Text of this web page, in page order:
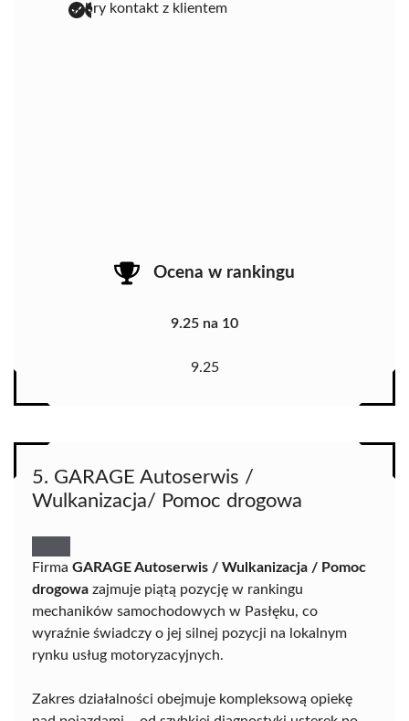
dobry kontakt z klientem
Ocena w rankingu
9.25 na 10
9.25
5. GARAGE Autoserwis /
Wulkanizacja/ Pomoc drogowa
Firma GARAGE Autoserwis / Wulkanizacja / Pomoc
drogowa zajmuje piątą pozycję w rankingu
mechaników samochodowych w Pasłęku, co
wyraźnie świadczy o jej silnej pozycji na lokalnym
rynku usług motoryzacyjnych.
Zakres działalności obejmuje kompleksową opiekę